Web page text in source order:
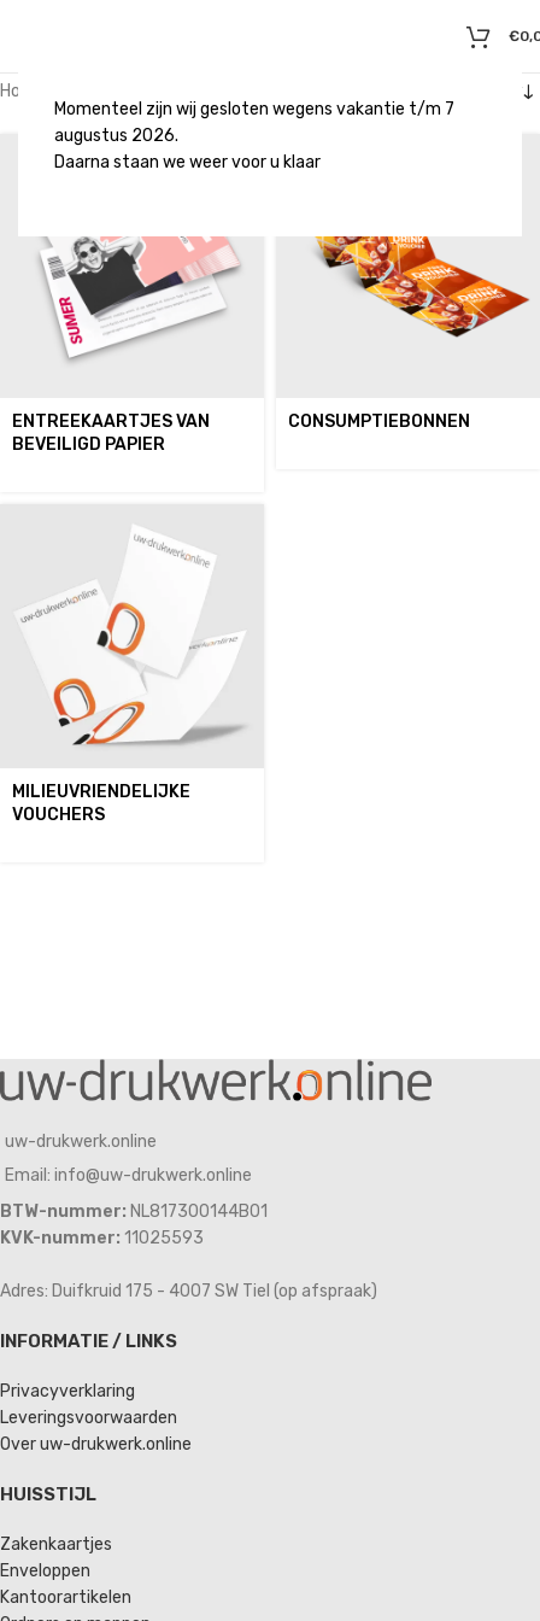
Momenteel zijn wij gesloten wegens vakantie t/m 7
augustus 2026.
Daarna staan we weer voor u klaar
€
Home
ENTREEKAARTJES VAN
BEVEILIGD PAPIER
CONSUMPTIEBONNEN
MILIEUVRIENDELIJKE
VOUCHERS
uw-drukwerk.online
Email: info@uw-drukwerk.online
BTW-nummer: NL817300144B01
KVK-nummer: 11025593
Adres: Duifkruid 175 - 4007 SW Tiel (op afspraak)
INFORMATIE / LINKS
Privacyverklaring
Leveringsvoorwaarden
Over uw-drukwerk.online
HUISSTIJL
Zakenkaartjes
Enveloppen
Kantoorartikelen